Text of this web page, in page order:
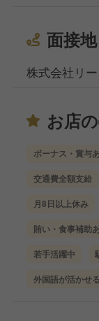
面接地
株式会社リ
お店
ボーナス・賞与
交通費全額支給
月8日以上休み
賄い・食事補助
若手活躍中
外国語が活かせる